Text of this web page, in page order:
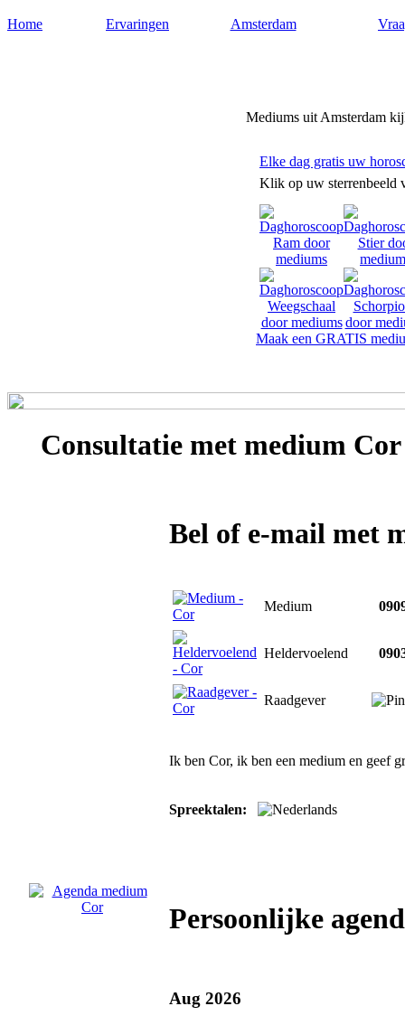
Home Ervaringen Amsterdam
Mediums uit Amsterdam
Elke dag gratis uw
Klik op uw sterrenbeeld
Maak een GRATIS
Consultatie met medium Cor
Bel of e-mail met
Medium
Heldervoelend
Raadgever
Ik ben Cor, ik ben een medium en geef
Spreektalen:
Persoonlijke
Aug 2026